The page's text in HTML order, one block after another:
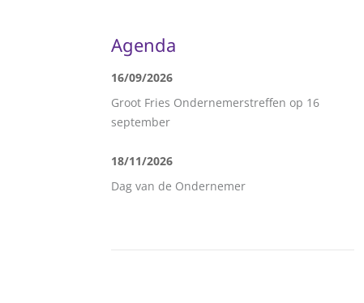
Agenda
16/09/2026
Groot Fries Ondernemerstreffen op 16
september
18/11/2026
Dag van de Ondernemer